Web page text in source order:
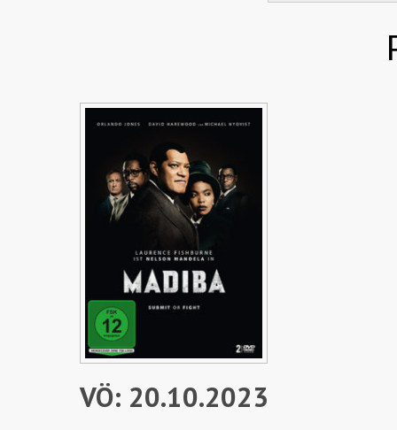
VÖ: 20.10.2023